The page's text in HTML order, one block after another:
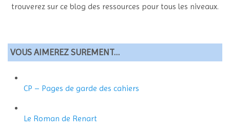
trouverez sur ce blog des ressources pour tous les niveaux.
VOUS AIMEREZ SUREMENT…
CP – Pages de garde des cahiers
Le Roman de Renart